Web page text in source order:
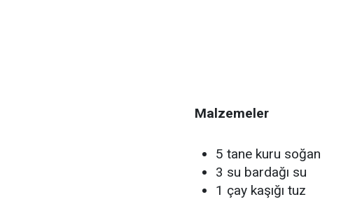
Malzemeler
5 tane kuru soğan
3 su bardağı su
1 çay kaşığı tuz